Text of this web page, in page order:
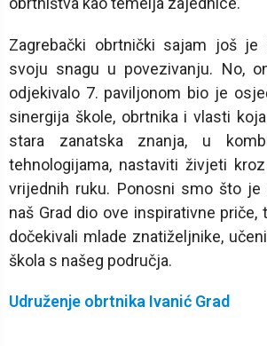
Zagrebački obrtnički sajam još je
svoju snagu u povezivanju. No,
odjekivalo 7. paviljonom bio je
sinergija škole, obrtnika i vlasti
stara zanatska znanja, u
tehnologijama, nastaviti živjeti
vrijednih ruku. Ponosni smo što je
naš Grad dio ove inspirativne
dočekivali mlade znatiželjnike,
škola s našeg područja.
Udruženje obrtnika Ivanić Grad